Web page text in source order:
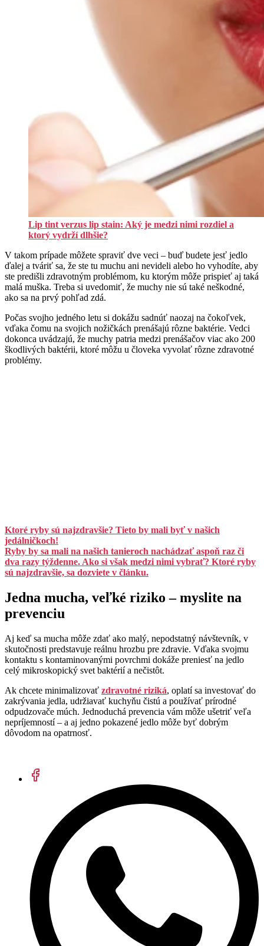
Lip tint verzus lip stain: Aký je medzi nimi rozdiel a
ktorý vydrží dlhšie?
V takom prípade môžete spraviť dve veci – buď budete jesť jedlo
ďalej a tváriť sa, že ste tu muchu ani nevideli alebo ho vyhodíte, aby
ste predišli zdravotným problémom, ku ktorým môže prispieť aj taká
malá muška. Treba si uvedomiť, že muchy nie sú také neškodné,
ako sa na prvý pohľad zdá.
Počas svojho jedného letu si dokážu sadnúť naozaj na čokoľvek,
vďaka čomu na svojich nožičkách prenášajú rôzne baktérie. Vedci
dokonca uvádzajú, že muchy patria medzi prenášačov viac ako 200
škodlivých baktérii, ktoré môžu u človeka vyvolať rôzne zdravotné
problémy.
Ktoré ryby sú najzdravšie? Tieto by mali byť v našich
jedálničkoch!
Ryby by sa mali na našich tanieroch nachádzať aspoň raz či
dva razy týždenne. Ako si však medzi nimi vybrať? Ktoré ryby
sú najzdravšie, sa dozviete v článku.
Jedna mucha, veľké riziko – myslite na
prevenciu
Aj keď sa mucha môže zdať ako malý, nepodstatný návštevník, v
skutočnosti predstavuje reálnu hrozbu pre zdravie. Vďaka svojmu
kontaktu s kontaminovanými povrchmi dokáže preniesť na jedlo
celý mikroskopický svet baktérií a nečistôt.
Ak chcete minimalizovať zdravotné riziká, oplatí sa investovať do
zakrývania jedla, udržiavať kuchyňu čistú a používať prírodné
odpudzovače múch. Jednoduchá prevencia vám môže ušetriť veľa
nepríjemností – a aj jedno pokazené jedlo môže byť dobrým
dôvodom na opatrnosť.